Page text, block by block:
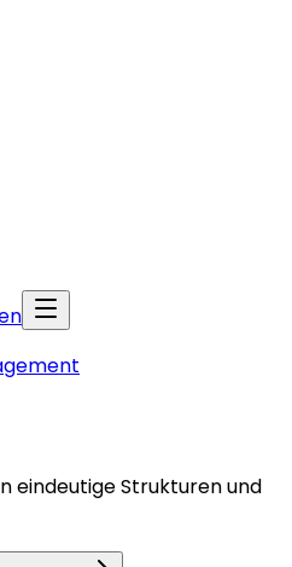
eindeutige Strukturen und